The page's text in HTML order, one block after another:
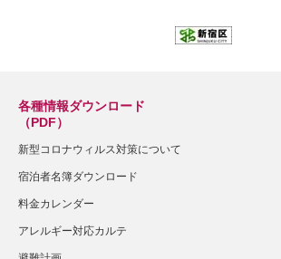
各種情報ダウンロード
（PDF）
新型コロナウィルス対策について
宿泊者名簿ダウンロード
料金カレンダー
アレルギー対応カルテ